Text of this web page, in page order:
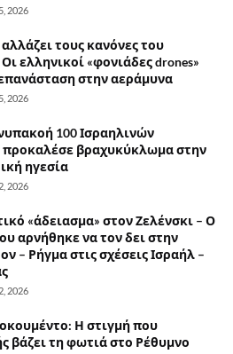
2026
τους κανόνες του
ελληνικοί «φονιάδες drones»
στην αεράμυνα
2026
100 Ισραηλινών
προκαλέσε βραχυκύκλωμα στην
ηγεσία
2026
«άδειασμα» στον Ζελένσκι – Ο
αρνήθηκε να τον δει στην
– Ρήγμα στις σχέσεις Ισραήλ –
2026
Η στιγμή που
βάζει τη φωτιά στο Ρέθυμνο